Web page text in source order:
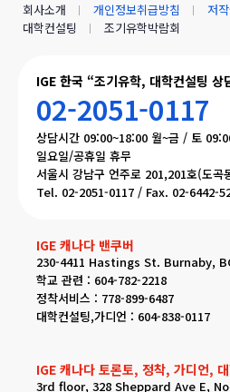
IGE 한국 “조기유학, 대학컨설팅 상
02-2051-0117
상담시간 09:00~18:00 월~금 / 토
일요일/공휴일 휴무
서울시 강남구 언주로 201,201호(도곡
Tel. 02-2051-0117 / Fax. 02-6442-
IGE 캐나다 밴쿠버
230-4411 Hastings St. Burnaby,
학교 관련 : 604-782-2218
정착서비스 : 778-899-6487
대학컨설팅,가디언 : 604-838-0117
IGE 캐나다 토론토, 정착, 가디언,
3rd floor, 328 Sheppard Ave E,
회사소개 개인정보취급방침
저
대학컨설팅
조기유학박람회